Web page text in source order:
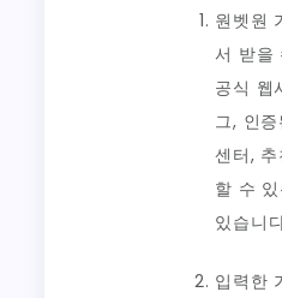
원벳원
서 받을
공식 웹
그, 인
센터,
할 수
있습니
입력한